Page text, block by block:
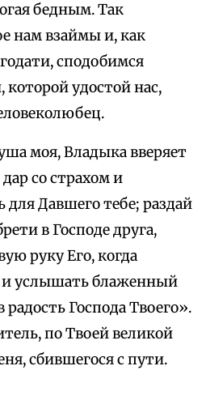
бедным. Так
нам взаймы и, как
сподобимся
удостой нас,
моя, Владыка вверяет
со страхом и
Давшего тебе; раздай
в Господе друга,
руку Его, когда
и услышать блаженный
радость Господа Твоего».
по Твоей великой
сбившегося с пути.